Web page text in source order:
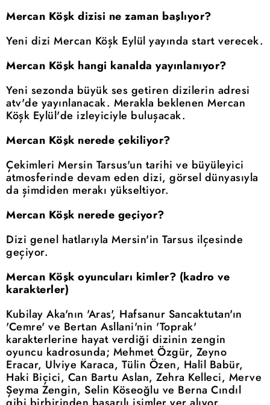
Mercan Köşk dizisi ne zaman başlıyor?
Yeni dizi Mercan Köşk Eylül yayında start verecek.
Mercan Köşk hangi kanalda yayınlanıyor?
Yeni sezonda büyük ses getiren dizilerin adresi
atv'de yayınlanacak. Merakla beklenen Mercan
Köşk Eylül'de izleyiciyle buluşacak.
Mercan Köşk nerede çekiliyor?
Çekimleri Mersin Tarsus'un tarihi ve büyüleyici
atmosferinde devam eden dizi, görsel dünyasıyla
da şimdiden merakı yükseltiyor.
Mercan Köşk nerede geçiyor?
Dizi genel hatlarıyla Mersin'in Tarsus ilçesinde
geçiyor.
Mercan Köşk oyuncuları kimler? (kadro ve
karakterler)
Kubilay Aka'nın 'Aras', Hafsanur Sancaktutan'ın
'Cemre' ve Bertan Asllani'nin 'Toprak'
karakterlerine hayat verdiği dizinin zengin
oyuncu kadrosunda; Mehmet Özgür, Zeyno
Eracar, Ulviye Karaca, Tülin Özen, Halil Babür,
Haki Biçici, Can Bartu Aslan, Zehra Kelleci, Merve
Şeyma Zengin, Selin Köseoğlu ve Berna Cındıl